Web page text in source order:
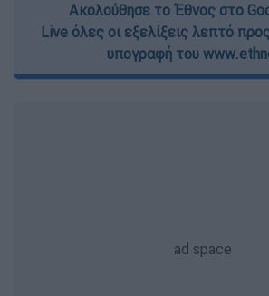
Ακολούθησε το Έθνος στο
Live όλες οι εξελίξεις λεπτό
υπογραφή του